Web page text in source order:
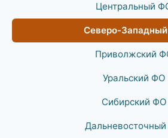
Центральный
Северо-
Приволжский
Уральский ФО
Сибирский ФО